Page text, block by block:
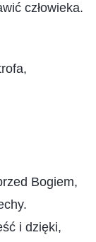
człowieka.
Bogiem,
i dzięki,